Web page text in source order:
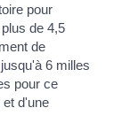
pour
de 4,5
de
6 milles
pour ce
d'une